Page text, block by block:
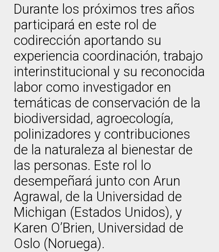
Durante los próximos tres años
participará en este rol de
codirección aportando su
experiencia coordinación, trabajo
interinstitucional y su reconocida
labor como investigador en
temáticas de conservación de la
biodiversidad, agroecología,
polinizadores y contribuciones
de la naturaleza al bienestar de
las personas. Este rol lo
desempeñará junto con Arun
Agrawal, de la Universidad de
Michigan (Estados Unidos), y
Karen O’Brien, Universidad de
Oslo (Noruega).